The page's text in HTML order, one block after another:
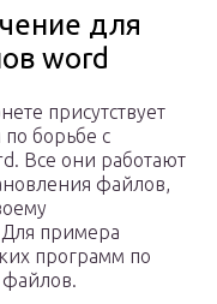
для
word
присутствует
борьбе с
Все они работают
файлов,
примера
программ по